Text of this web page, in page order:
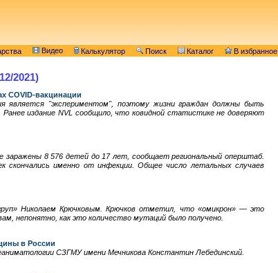
Видео Калькулятор Поиск Каталог В избранное
2021)
COVID-вакцинации
является "экспериментом", поэтому жизни граждан должны быть
издание NVL сообщило, что ковидной статистике не доверяют
заражены 8 576 детей до 17 лет, сообщает региональный оперштаб.
скончались именно от инфекции. Общее число летальных случаев
Николаем Крючковым. Крючков отметил, что «омикрон» — это
непонятно, как это количество мутаций было получено.
в России
СЗГМУ имени Мечникова Константин Лебединский.